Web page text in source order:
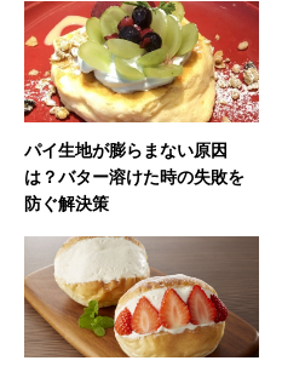
パイ生地が膨らまない原因
は？バター溶けた時の失敗を
防ぐ解決策